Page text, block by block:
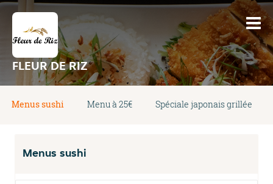
FLEUR DE RIZ
Menus sushi Menu à 25€ Spéciale japonais grillée
Menus sushi